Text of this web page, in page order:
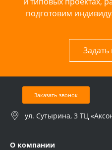
подготовим
Заказать звонок
ул. Сутырина, 3 ТЦ
О компании